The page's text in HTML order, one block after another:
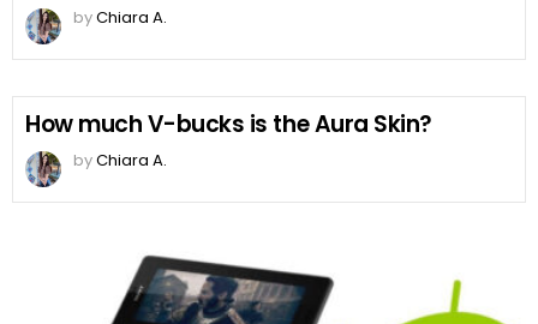
byChiara A.
How much V-bucks is the Aura Skin?
byChiara A.